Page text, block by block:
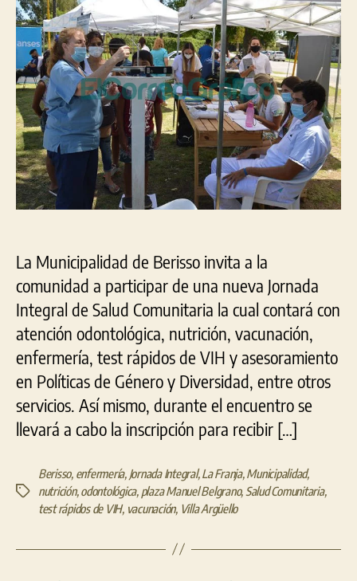
Comunitaria
en
Villa
Argüello
La Municipalidad de Berisso invita a la
comunidad a participar de una nueva Jornada
Integral de Salud Comunitaria la cual contará con
atención odontológica, nutrición, vacunación,
enfermería, test rápidos de VIH y asesoramiento
en Políticas de Género y Diversidad, entre otros
servicios. Así mismo, durante el encuentro se
llevará a cabo la inscripción para recibir […]
Etiquetas
Berisso, enfermería, Jornada Integral,La Franja, Municipalidad,
nutrición, odontológica, plaza Manuel Belgrano, Salud Comunitaria,
test rápidos de VIH, vacunación, Villa Argüello